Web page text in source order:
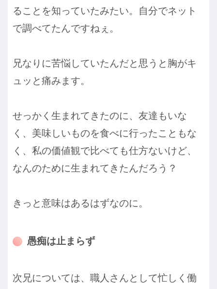
ることを知っていたみたい。自分でネット
で調べてたんですねぇ。
兄なりに苦悩していたんだと思うと胸がキ
ュッと痛みます。
せっかく生まれてきたのに、友達もいな
く、美味しいものを食べに行ったこともな
く、私の価値観で比べても仕方ないけど、
なんのために生まれてきたんだろう？
きっと意味はあるはずなのに。
愚痴は止まらず
次兄については、職人さんとして忙しく働